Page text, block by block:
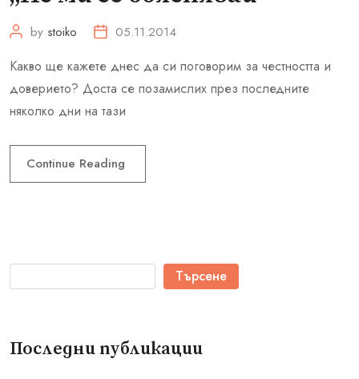
by stoiko 05.11.2014
Какво ще кажете днес да си поговорим за честността и
доверието? Доста се позамислих през последните
няколко дни на тази
Continue Reading
Търсене
Последни публикации